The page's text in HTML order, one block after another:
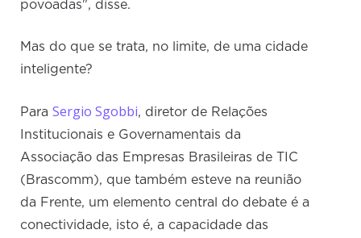
povoadas", disse.
Mas do que se trata, no limite, de uma cidade
inteligente?
ParaSergio Sgobbi, diretor de Relações
Institucionais e Governamentais da
Associação das Empresas Brasileiras de TIC
(Brascomm), que também esteve na reunião
da Frente, um elemento central do debate é a
conectividade, isto é, a capacidade das